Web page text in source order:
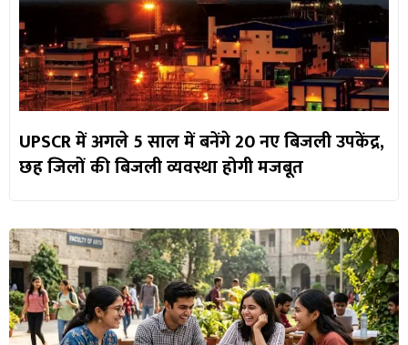
UPSCR में अगले 5 साल में बनेंगे 20 नए बिजली उपकेंद्र,
छह जिलों की बिजली व्यवस्था होगी मजबूत